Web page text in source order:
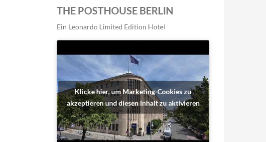
THE POSTHOUSE BERLIN
Ein Leonardo Limited Edition Hotel
Klicke hier, um Marketing-Cookies zu
akzeptieren und diesen Inhalt zu aktivieren